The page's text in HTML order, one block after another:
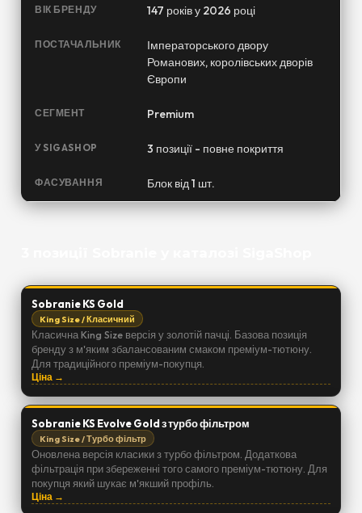
ВІК БРЕНДУ 147 років у 2026 році
ПОСТАЧАЛЬНИК
Імператорського двору
Романових, королівських дворів
Європи
СЕГМЕНТ Premium
У SIGASHOP 3 позиції - повне покриття
ФАСУВАННЯ Блок від 1 шт.
Sobranie KS Gold
King Size / Класичний
Класична King Size версія у золотій пачці. Базова позиція
бренду з м'яким збалансованим смаком преміум-тютюну.
Для традиційного преміум-покупця.
Ціна →
Sobranie KS Evolve Gold з турбо фільтром
King Size / Турбо фільтр
Оновлена версія класики з турбо фільтром. Додаткова
фільтрація при збереженні того самого преміум-тютюну. Для
покупця який шукає м'якший профіль.
Ціна →